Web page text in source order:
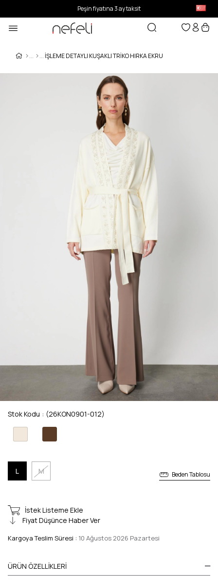
Peşin fiyatına 3 ay taksit
İŞLEME DETAYLI KUŞAKLI TRIKO HIRKA EKRU
Stok Kodu (26KON0901-012)
L M Beden Tablosu
İstek Listeme Ekle
Fiyat Düşünce Haber Ver
Kargoya Teslim Süresi : 10 Ağustos 2026 Pazartesi
ÜRÜN ÖZELLIKLERI